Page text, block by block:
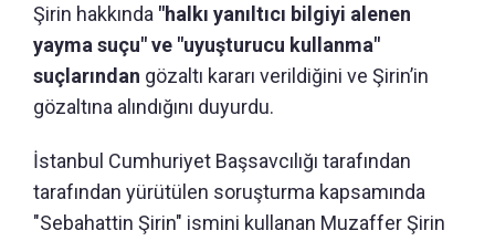
Şirin hakkında "halkı yanıltıcı bilgiyi alenen
yayma suçu" ve "uyuşturucu kullanma"
suçlarından gözaltı kararı verildiğini ve Şirin’in
gözaltına alındığını duyurdu.
İstanbul Cumhuriyet Başsavcılığı tarafından
tarafından yürütülen soruşturma kapsamında
"Sebahattin Şirin" ismini kullanan Muzaffer Şirin